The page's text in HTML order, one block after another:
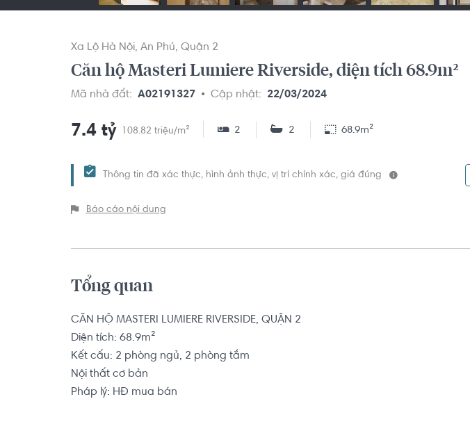
Xa Lộ Hà Nội An Phú Quận 2
Căn hộ Masteri Lumiere Riverside, diện tích 68.9m²
Mã nhà đất: A02191327 Cập nhật: 22/03/2024
7.4 tỷ 108.82 triệu/m² 2 2 68.9m²
Thông tin đã xác thực, hình ảnh thực, vị trí chính xác, giá đúng
Báo cáo nội dung
Tổng quan
CĂN HỘ MASTERI LUMIERE RIVERSIDE, QUẬN 2
Diện tích: 68.9m²
Kết cấu: 2 phòng ngủ, 2 phòng tắm
Nội thất cơ bản
Pháp lý: HĐ mua bán